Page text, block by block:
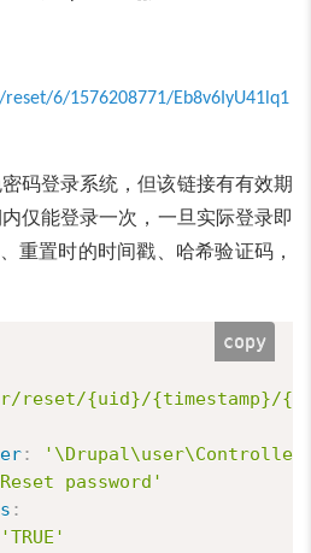
6/1576208771/Eb8v6IyU41lq1
码登录系统，但该链接有有效期
仅能登录一次，一旦实际登录即
、重置时的时间戳、哈希验证码，
reset/{uid}/{timestamp}/
:
password'
:
'TRUE'
copy